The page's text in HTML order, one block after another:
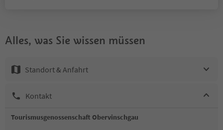
Alles, was Sie wissen müssen
Standort & Anfahrt
Kontakt
Tourismusgenossenschaft Obervinschgau